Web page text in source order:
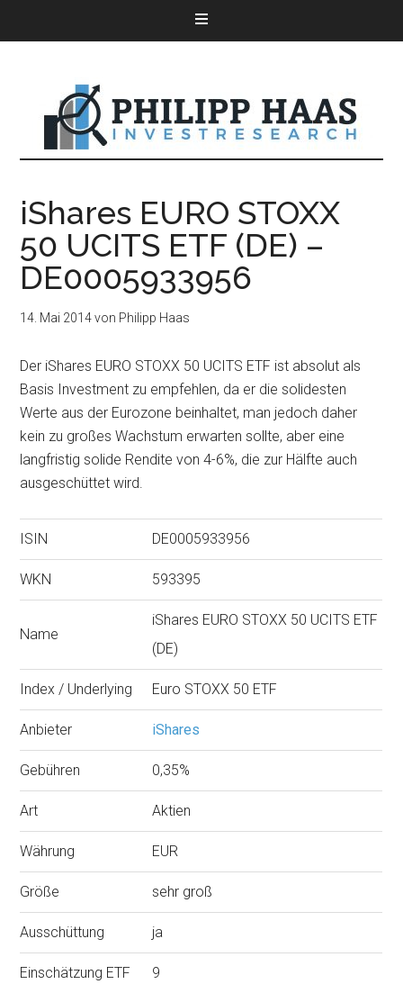
iShares EURO STOXX
50 UCITS ETF (DE) –
DE0005933956
14. Mai 2014von Philipp Haas
Der iShares EURO STOXX 50 UCITS ETF ist absolut als
Basis Investment zu empfehlen, da er die solidesten
Werte aus der Eurozone beinhaltet, man jedoch daher
kein zu großes Wachstum erwarten sollte, aber eine
langfristig solide Rendite von 4-6%, die zur Hälfte auch
ausgeschüttet wird.
ISIN DE0005933956
WKN 593395
Name
iShares EURO STOXX 50 UCITS ETF
(DE)
Index / Underlying Euro STOXX 50 ETF
Anbieter iShares
Gebühren 0,35%
Art Aktien
Währung EUR
Größe sehr groß
Ausschüttung ja
Einschätzung ETF 9